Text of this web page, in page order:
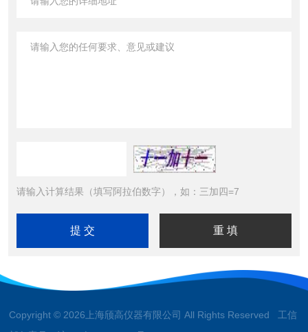
请输入计算结果（填写阿拉伯数字），如：三加四=7
Copyright © 2026上海颀高仪器有限公司 All Rights Reserved 工信